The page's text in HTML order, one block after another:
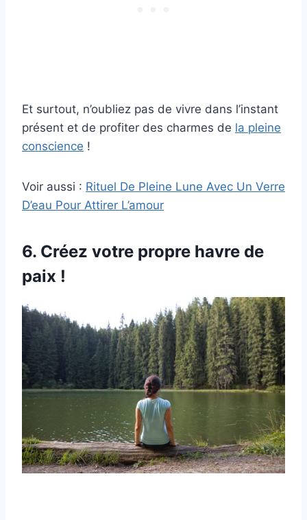
Et surtout, n’oubliez pas de vivre dans l’instant
présent et de profiter des charmes de la pleine
conscience !
Voir aussi : Rituel De Pleine Lune Avec Un Verre
D’eau Pour Attirer L’amour
6. Créez votre propre havre de
paix !